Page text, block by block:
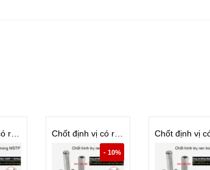
Chốt định vị có ren D13-M8x1.25
- 10%